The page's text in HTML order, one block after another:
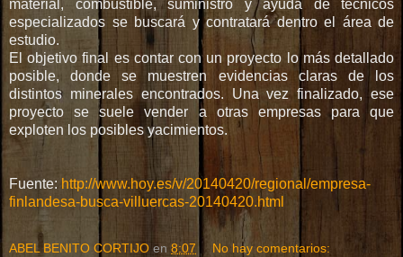
-
1
2
7
6
5
3
5
0
/
material, combustible, suministro y ayuda de técnicos
especializados se buscará y contratará dentro el área de
estudio.
El objetivo final es contar con un proyecto lo más detallado
posible, donde se muestren evidencias claras de los
distintos minerales encontrados. Una vez finalizado, ese
proyecto se suele vender a otras empresas para que
exploten los posibles yacimientos.
Fuente: http://www.hoy.es/v/20140420/regional/empresa-
finlandesa-busca-villuercas-20140420.html
ABEL BENITO CORTIJO en 8:07 No hay comentarios: